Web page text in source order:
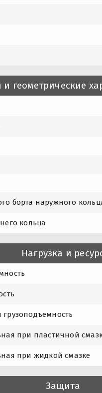
и геометрические
борта наружного
кольца
Нагрузка и
при пластичной
при жидкой смазке
Защита